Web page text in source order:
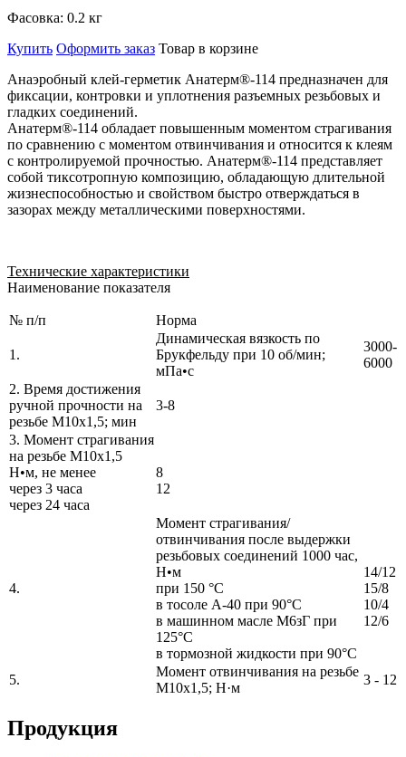
Фасовка: 0.2 кг
Купить Оформить заказ Товар в корзине
Анаэробный клей-герметик Анатерм®-114 предназначен для
фиксации, контровки и уплотнения разъемных резьбовых и
гладких соединений.
Анатерм®-114 обладает повышенным моментом страгивания
по сравнению с моментом отвинчивания и относится к клеям
с контролируемой прочностью. Анатерм®-114 представляет
собой тиксотропную композицию, обладающую длительной
жизнеспособностью и свойством быстро отверждаться в
зазорах между металлическими поверхностями.
Технические характеристики
Наименование показателя
№ п/п Норма
1.
Динамическая вязкость по
Брукфельду при 10 об/мин;
мПа•с
3000-
6000
2. Время достижения
ручной прочности на
резьбе М10х1,5; мин
3-8
3. Момент страгивания
на резьбе М10х1,5
Н•м, не менее
через 3 часа
через 24 часа
8
12
4.
Момент страгивания/
отвинчивания после выдержки
резьбовых соединений 1000 час,
Н•м
при 150 °С
в тосоле А-40 при 90°С
в машинном масле М6зГ при
125°С
в тормозной жидкости при 90°С
14/12
15/8
10/4
12/6
5.
Момент отвинчивания на резьбе
М10х1,5; Н·м
3 - 12
Продукция